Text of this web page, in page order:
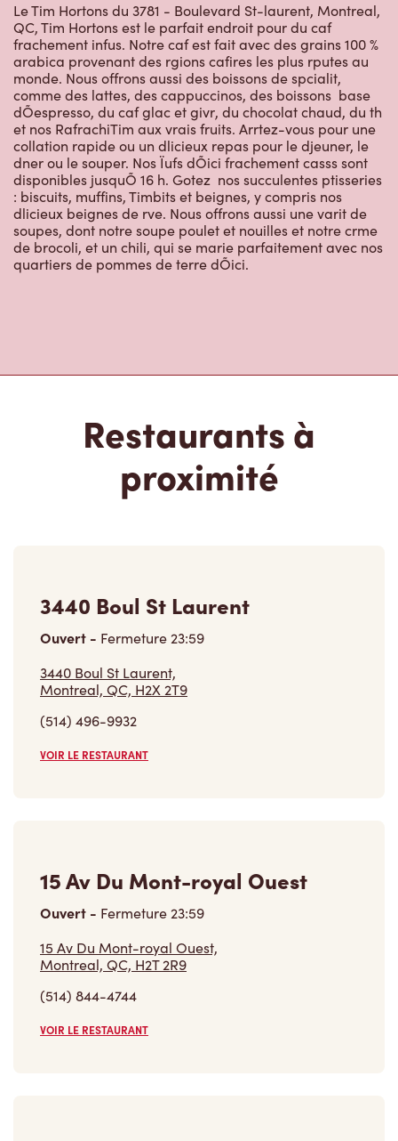
Le Tim Hortons du 3781 - Boulevard St-laurent, Montreal,
QC, Tim Hortons est le parfait endroit pour du caf
frachement infus. Notre caf est fait avec des grains 100 %
arabica provenant des rgions cafires les plus rputes au
monde. Nous offrons aussi des boissons de spcialit,
comme des lattes, des cappuccinos, des boissons  base
dÕespresso, du caf glac et givr, du chocolat chaud, du th
et nos RafrachiTim aux vrais fruits. Arrtez-vous pour une
collation rapide ou un dlicieux repas pour le djeuner, le
dner ou le souper. Nos Ïufs dÕici frachement casss sont
disponibles jusquÕ 16 h. Gotez  nos succulentes ptisseries
: biscuits, muffins, Timbits et beignes, y compris nos
dlicieux beignes de rve. Nous offrons aussi une varit de
soupes, dont notre soupe poulet et nouilles et notre crme
de brocoli, et un chili, qui se marie parfaitement avec nos
quartiers de pommes de terre dÕici.
Restaurants à
proximité
3440 Boul St Laurent
Ouvert - Fermeture23:59
3440 Boul St Laurent,
Montreal, QC, H2X 2T9
(514) 496-9932
VOIR LE RESTAURANT
15 Av Du Mont-royal Ouest
Ouvert - Fermeture23:59
15 Av Du Mont-royal Ouest,
Montreal, QC, H2T 2R9
(514) 844-4744
VOIR LE RESTAURANT